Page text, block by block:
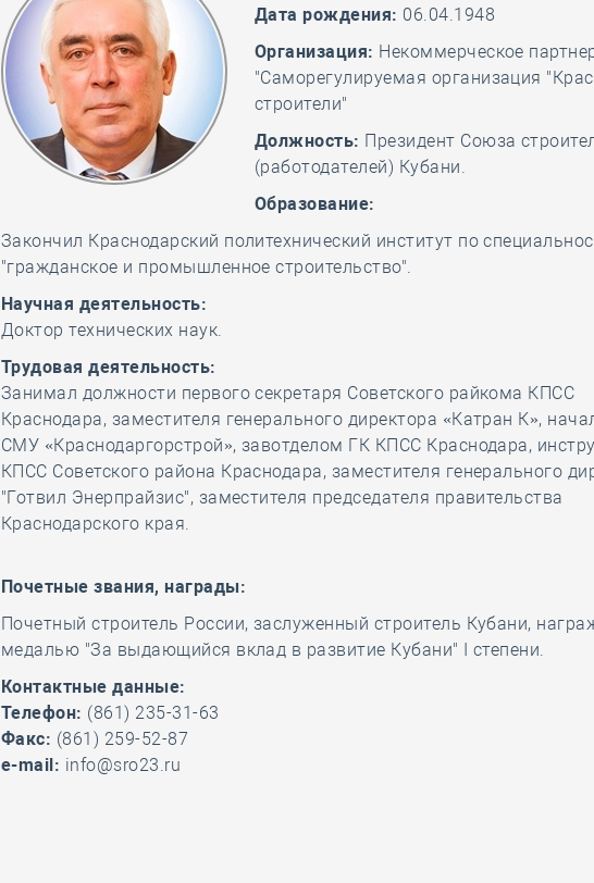
Дата рождения: 06.04.1948
Организация: Некоммерческое
"Саморегулируемая организация
строители"
Должность: Президент Союза
(работодателей) Кубани.
Образование:
Закончил Краснодарский политехнический институт по
"гражданское и промышленное строительство".
Научная деятельность:
Доктор технических наук.
Трудовая деятельность:
Занимал должности первого секретаря Советского райкома КПСС
Краснодара, заместителя генерального директора «Катран К»,
СМУ «Краснодаргорстрой», завотделом ГК КПСС Краснодара,
КПСС Советского района Краснодара, заместителя генерального
"Готвил Энерпрайзис", заместителя председателя правительства
Краснодарского края.
Почетные звания, награды:
Почетный строитель России, заслуженный строитель Кубани,
медалью "За выдающийся вклад в развитие Кубани" I степени.
Контактные данные:
Телефон: (861) 235-31-63
Факс: (861) 259-52-87
e-mail: info@sro23.ru